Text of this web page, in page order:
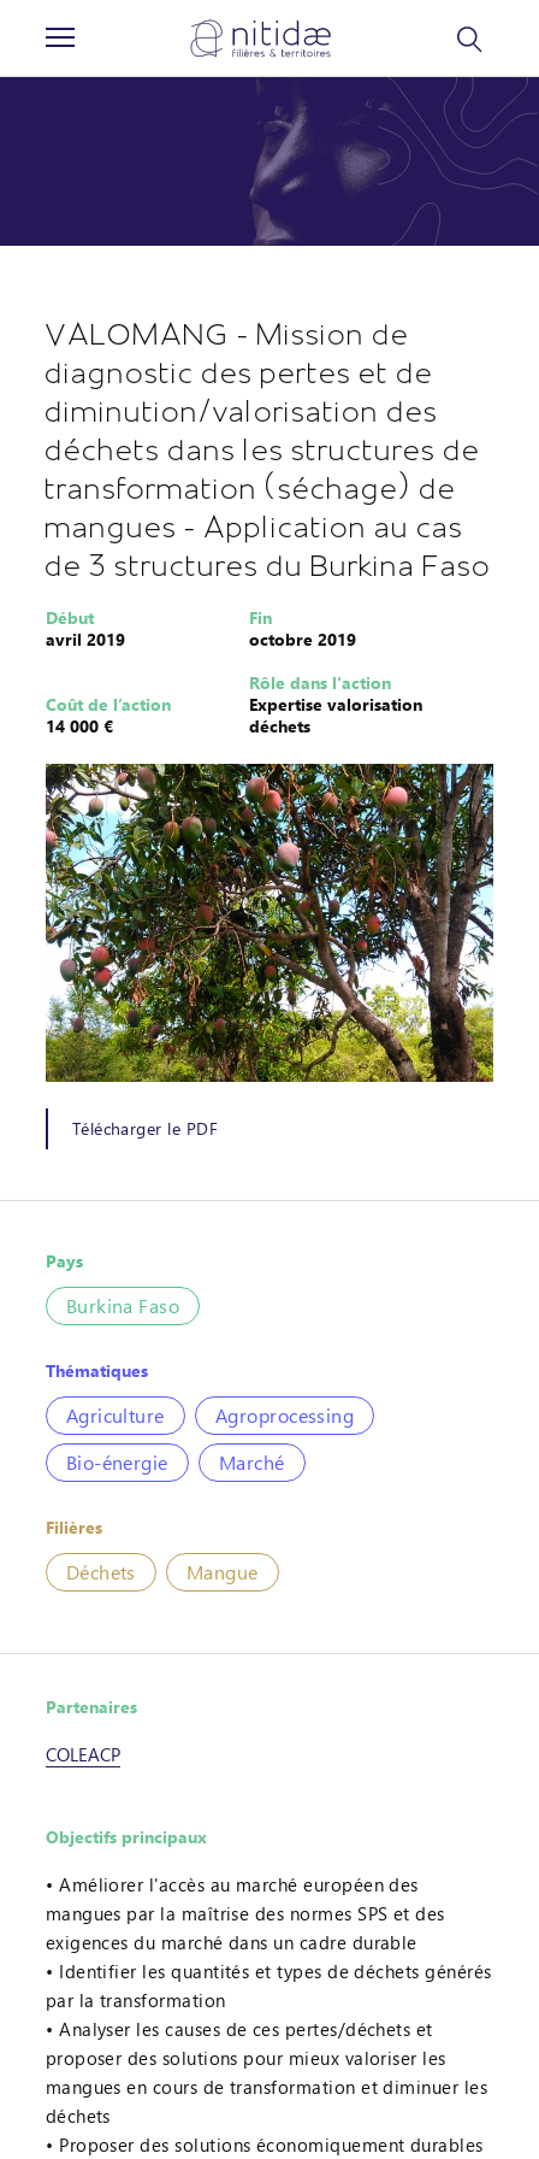
VALOMANG - Mission de
diagnostic des pertes et de
diminution/valorisation des
déchets dans les structures de
transformation (séchage) de
mangues - Application au cas
de 3 structures du Burkina Faso
Début
avril 2019
Fin
octobre 2019
Coût de l’action
14 000 €
Rôle dans l'action
Expertise valorisation
déchets
Télécharger le PDF
Pays
Burkina Faso
Thématiques
Agriculture
Agroprocessing
Bio-énergie
Marché
Filières
Déchets Mangue
Partenaires
COLEACP
Objectifs principaux
Améliorer l'accès au marché européen des
mangues par la maîtrise des normes SPS et des
exigences du marché dans un cadre durable
Identifier les quantités et types de déchets générés
par la transformation
Analyser les causes de ces pertes/déchets et
proposer des solutions pour mieux valoriser les
mangues en cours de transformation et diminuer les
déchets
Proposer des solutions économiquement durables
Panneau de gestion des cookies